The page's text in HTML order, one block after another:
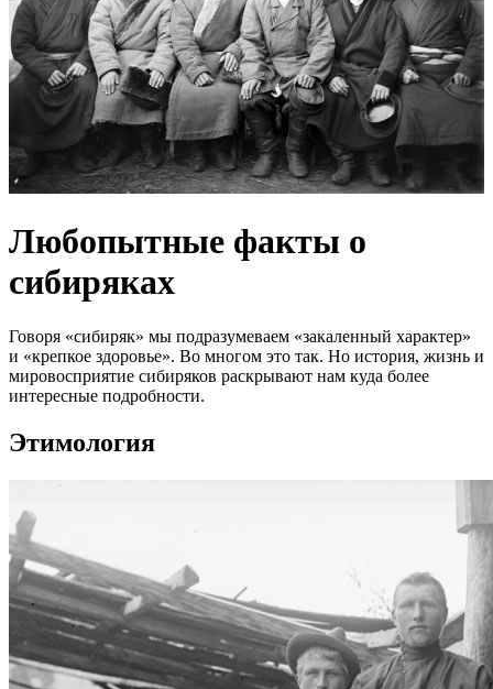
Любопытные факты о
сибиряках
Говоря «сибиряк» мы подразумеваем «закаленный характер»
и «крепкое здоровье». Во многом это так. Но история, жизнь и
мировосприятие сибиряков раскрывают нам куда более
интересные подробности.
Этимология